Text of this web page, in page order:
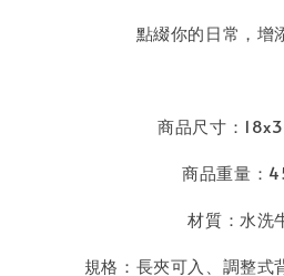
點綴你的日常，增
商品尺寸：
商品重量：
材質：水洗
規格：長夾可入
調整式